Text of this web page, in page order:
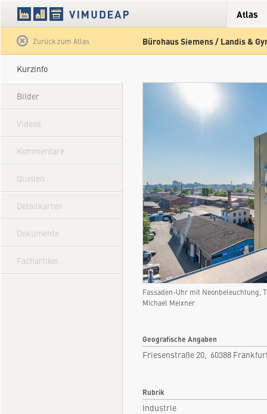
Atlas
Zurück zum Atlas Bürohaus Siemens / Landis &
Kurzinfo
Bilder
Videos
Kommentare
Quellen
Detailkarten
Dokumente
Fachartikel
Fassaden-Uhr mit Neonbeleuchtung,
Michael Meixner
Geografische Angaben
Friesenstraße 20, 60388
Rubrik
Industrie
Satellit Hybrid Gelände Straße